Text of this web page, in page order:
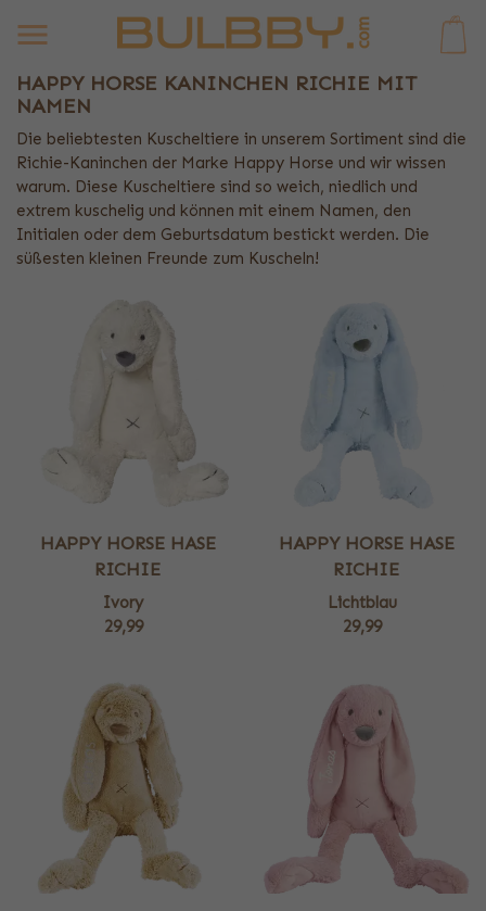
HAPPY HORSE KANINCHEN RICHIE MIT
NAMEN
Die beliebtesten Kuscheltiere in unserem Sortiment sind die
Richie-Kaninchen der Marke Happy Horse und wir wissen
warum. Diese Kuscheltiere sind so weich, niedlich und
extrem kuschelig und können mit einem Namen, den
Initialen oder dem Geburtsdatum bestickt werden. Die
süßesten kleinen Freunde zum Kuscheln!
HAPPY HORSE HASE
RICHIE
Ivory
29,99
HAPPY HORSE HASE
RICHIE
Lichtblau
29,99